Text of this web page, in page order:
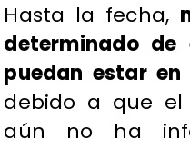
Hasta la fecha,
determinado de
puedan estar
debido a que el
aún no ha